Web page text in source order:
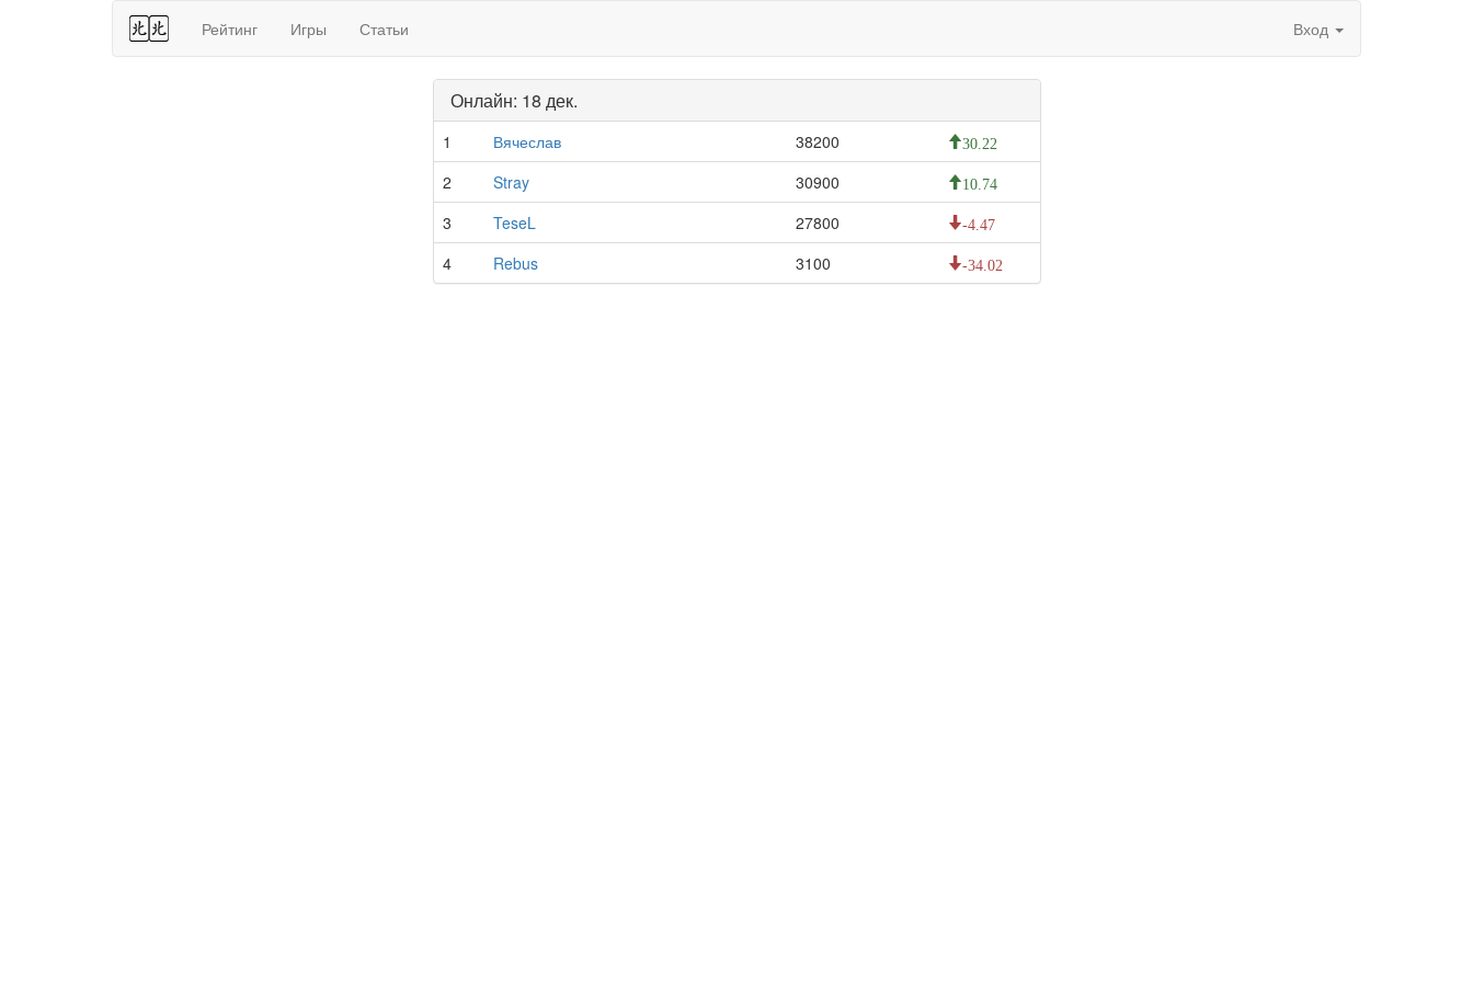
44 Рейтинг Игры Статьи Вход
Онлайн: 18 дек.
1 Вячеслав 38200 30.22
2 Stray 30900 10.74
3 TeseL 27800 -4.47
4 Rebus 3100 -34.02